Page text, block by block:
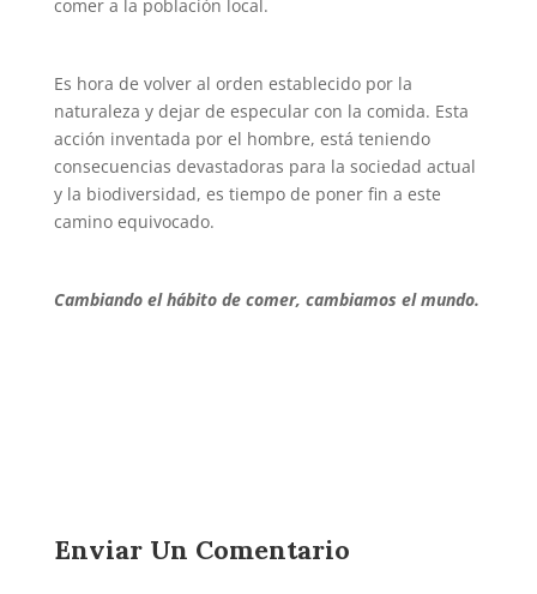
comer a la población local.
Es hora de volver al orden establecido por la
naturaleza y dejar de especular con la comida. Esta
acción inventada por el hombre, está teniendo
consecuencias devastadoras para la sociedad actual
y la biodiversidad, es tiempo de poner fin a este
camino equivocado.
Cambiando el hábito de comer, cambiamos el mundo.
Enviar Un Comentario